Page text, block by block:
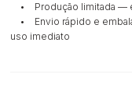
• Produção limitada —
• Envio rápido e
uso imediato